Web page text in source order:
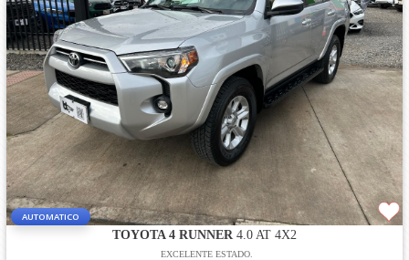
AUTOMATICO
TOYOTA 4 RUNNER 4.0 AT 4X2
EXCELENTE ESTADO.